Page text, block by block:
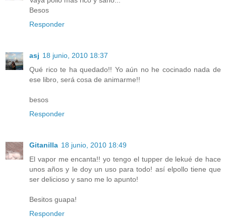
Besos
Responder
asj 18 junio, 2010 18:37
Qué rico te ha quedado!! Yo aún no he cocinado nada de
ese libro, será cosa de animarme!!
besos
Responder
Gitanilla 18 junio, 2010 18:49
El vapor me encanta!! yo tengo el tupper de lekué de hace
unos años y le doy un uso para todo! así elpollo tiene que
ser delicioso y sano me lo apunto!
Besitos guapa!
Responder